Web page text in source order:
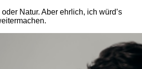
Natur. Aber ehrlich, ich würd’s